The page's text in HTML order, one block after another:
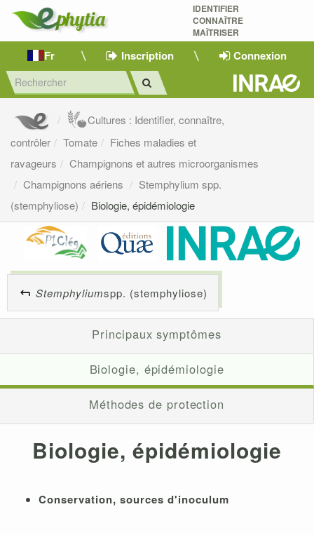
IDENTIFIER
CONNAÎTRE
MAÎTRISER
Fr Inscription Connexion
Cultures : Identifier, connaître,
contrôler
Tomate
Fiches maladies et
ravageurs
Champignons et autres microorganismes
Champignons aériens
Stemphylium spp.
(stemphyliose)
Biologie, épidémiologie
Stemphyliumspp. (stemphyliose)
Principaux symptômes
Biologie, épidémiologie
Méthodes de protection
Biologie, épidémiologie
Conservation, sources d'inoculum